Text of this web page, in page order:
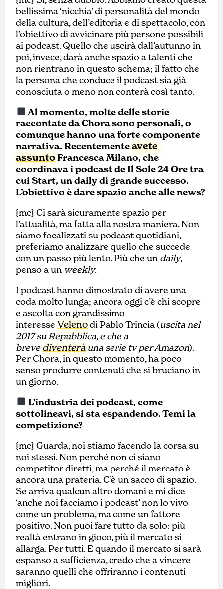
bellissima ‘nicchia’ di personalità del mondo
della cultura, dell’editoria e di spettacolo, con
l’obiettivo di avvicinare più persone possibili
ai podcast. Quello che uscirà dall’autunno in
poi, invece, darà anche spazio a talenti che
non rientrano in questo schema; il fatto che
la persona che conduce il podcast sia già
conosciuta o meno non conterà così tanto.
Al momento, molte delle storie
raccontate da Chora sono personali, o
comunque hanno una forte componente
narrativa. Recentementeavete
assuntoFrancesca Milano, che
coordinava i podcast de Il Sole 24 Ore tra
cui Start, un daily di grande successo.
L’obiettivo è dare spazio anche alle news?
{mc} Ci sarà sicuramente spazio per
l’attualità, ma fatta alla nostra maniera. Non
siamo focalizzati su podcast quotidiani,
preferiamo analizzare quello che succede
con un passo più lento. Più che un daily,
penso a un weekly.
I podcast hanno dimostrato di avere una
coda molto lunga; ancora oggi c’è chi scopre
e ascolta con grandissimo
interesseVelenodi Pablo Trincia (uscita nel
2017 su Repubblica, e che a
brevediventeràuna serie tv per Amazon).
Per Chora, in questo momento, ha poco
senso produrre contenuti che si bruciano in
un giorno.
L’industria dei podcast, come
sottolineavi, si sta espandendo. Temi la
competizione?
{mc} Guarda, noi stiamo facendo la corsa su
noi stessi. Non perché non ci siano
competitor diretti, ma perché il mercato è
ancora una prateria. C’è un sacco di spazio.
Se arriva qualcun altro domani e mi dice
‘anche noi facciamo i podcast’ non lo vivo
come un problema, ma come un fattore
positivo. Non puoi fare tutto da solo: più
realtà entrano in gioco, più il mercato si
allarga. Per tutti. E quando il mercato si sarà
espanso a sufficienza, credo che a vincere
saranno quelli che offriranno i contenuti
migliori.